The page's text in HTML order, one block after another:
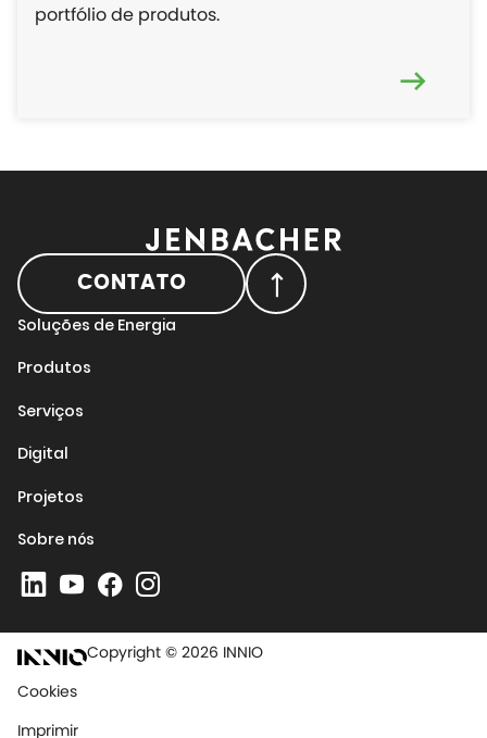
portfólio de produtos.
CONTATO
Soluções de Energia
Produtos
Serviços
Digital
Projetos
Sobre nós
Copyright © 2026 INNIO
Cookies
Imprimir